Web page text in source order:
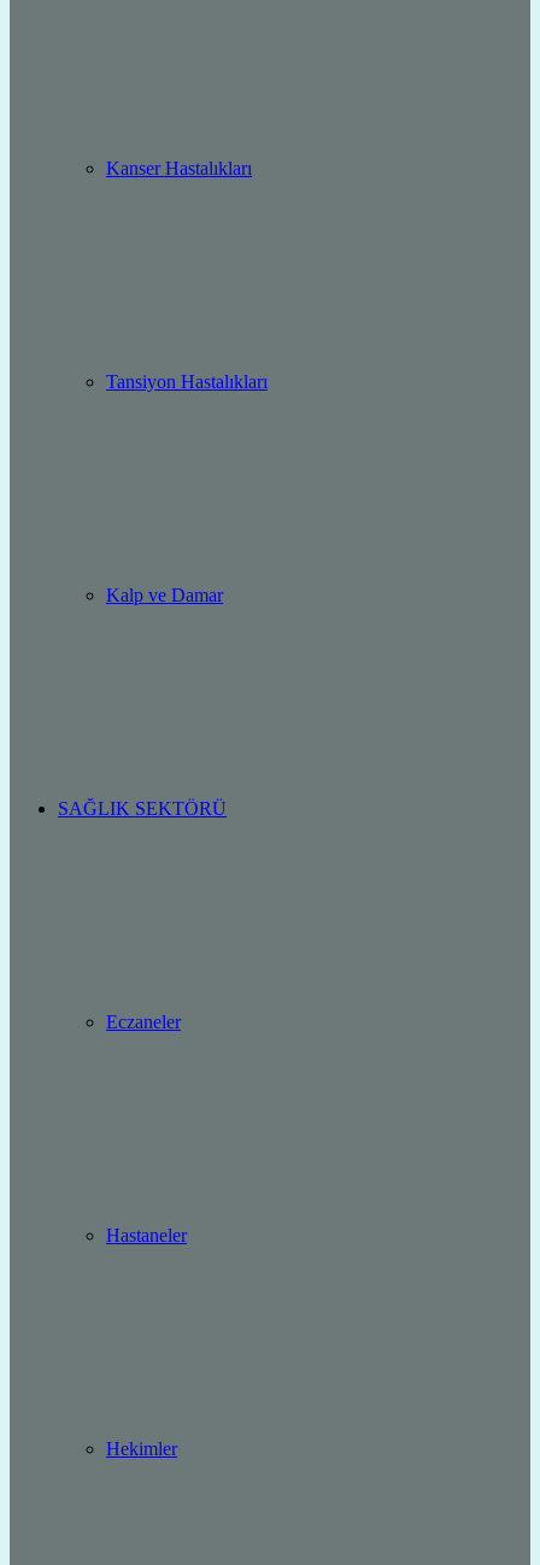
Kanser Hastalıkları
Tansiyon Hastalıkları
Kalp ve Damar
SAĞLIK SEKTÖRÜ
Eczaneler
Hastaneler
Hekimler